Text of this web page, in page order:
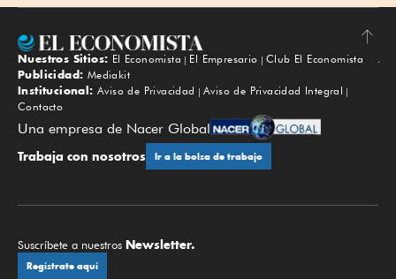
Subir
Nuestros Sitios: El Economista El Empresario
Club El Economista
Publicidad: Mediakit
Institucional: Aviso de Privacidad
Aviso de Privacidad Integral
Contacto
Una empresa de Nacer Global
Trabaja con nosotros Ir a la bolsa de trabajo
Suscríbete a nuestros Newsletter.
Regístrate aquí